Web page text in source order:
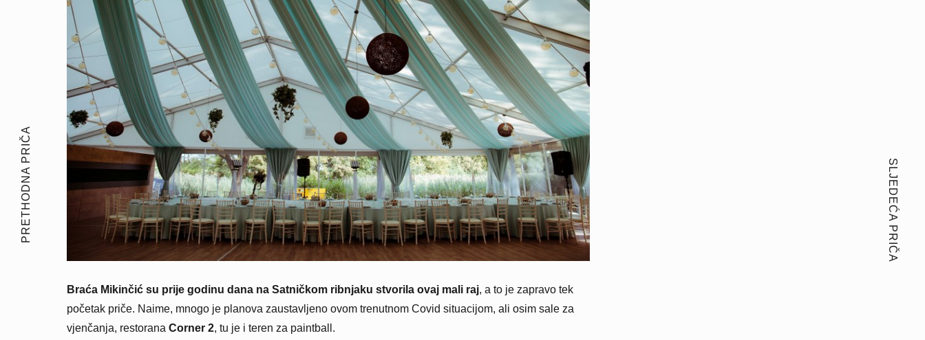
PRETHODNA PRIČA SLJEDEĆA PRIČA
Braća Mikinčić su prije godinu dana na Satničkom ribnjaku stvorila ovaj mali raj, a to je zapravo tek
početak priče. Naime, mnogo je planova zaustavljeno ovom trenutnom Covid situacijom, ali osim sale za
vjenčanja, restorana Corner 2, tu je i teren za paintball.